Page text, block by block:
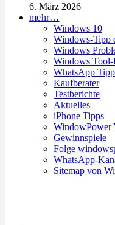
6. März 2026
mehr…
Windows 10
Windows-Tipp
Windows
Windows Tool-
WhatsApp
Kaufberater
Testberichte
Aktuelles
iPhone Tipps
WindowPower
Gewinnspiele
Folge
WhatsApp-
Sitemap von